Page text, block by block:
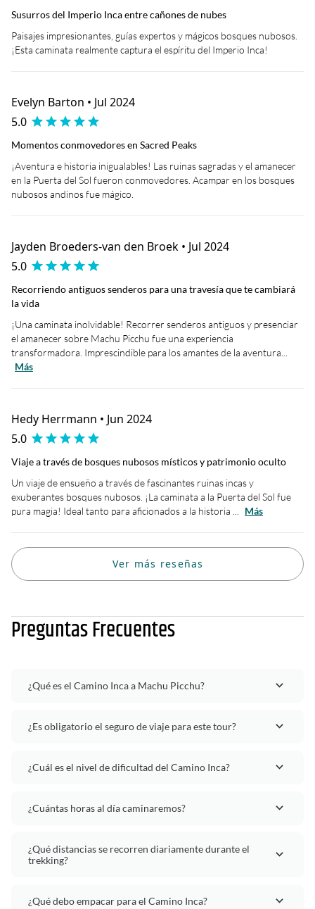
Susurros del Imperio Inca entre cañones de nubes
Paisajes impresionantes, guías expertos y mágicos bosques nubosos.
¡Esta caminata realmente captura el espíritu del Imperio Inca!
Evelyn Barton • Jul 2024
5.0
Momentos conmovedores en Sacred Peaks
¡Aventura e historia inigualables! Las ruinas sagradas y el amanecer
en la Puerta del Sol fueron conmovedores. Acampar en los bosques
nubosos andinos fue mágico.
Jayden Broeders-van den Broek • Jul 2024
5.0
Recorriendo antiguos senderos para una travesía que te cambiará
la vida
¡Una caminata inolvidable! Recorrer senderos antiguos y presenciar
el amanecer sobre Machu Picchu fue una experiencia
transformadora. Imprescindible para los amantes de la aventura...
Más
Hedy Herrmann • Jun 2024
5.0
Viaje a través de bosques nubosos místicos y patrimonio oculto
Un viaje de ensueño a través de fascinantes ruinas incas y
exuberantes bosques nubosos. ¡La caminata a la Puerta del Sol fue
pura magia! Ideal tanto para aficionados a la historia ...
Más
Ver más reseñas
Preguntas Frecuentes
¿Qué es el Camino Inca a Machu Picchu?
¿Es obligatorio el seguro de viaje para este tour?
¿Cuál es el nivel de dificultad del Camino Inca?
¿Cuántas horas al día caminaremos?
¿Qué distancias se recorren diariamente durante el
trekking?
¿Qué debo empacar para el Camino Inca?